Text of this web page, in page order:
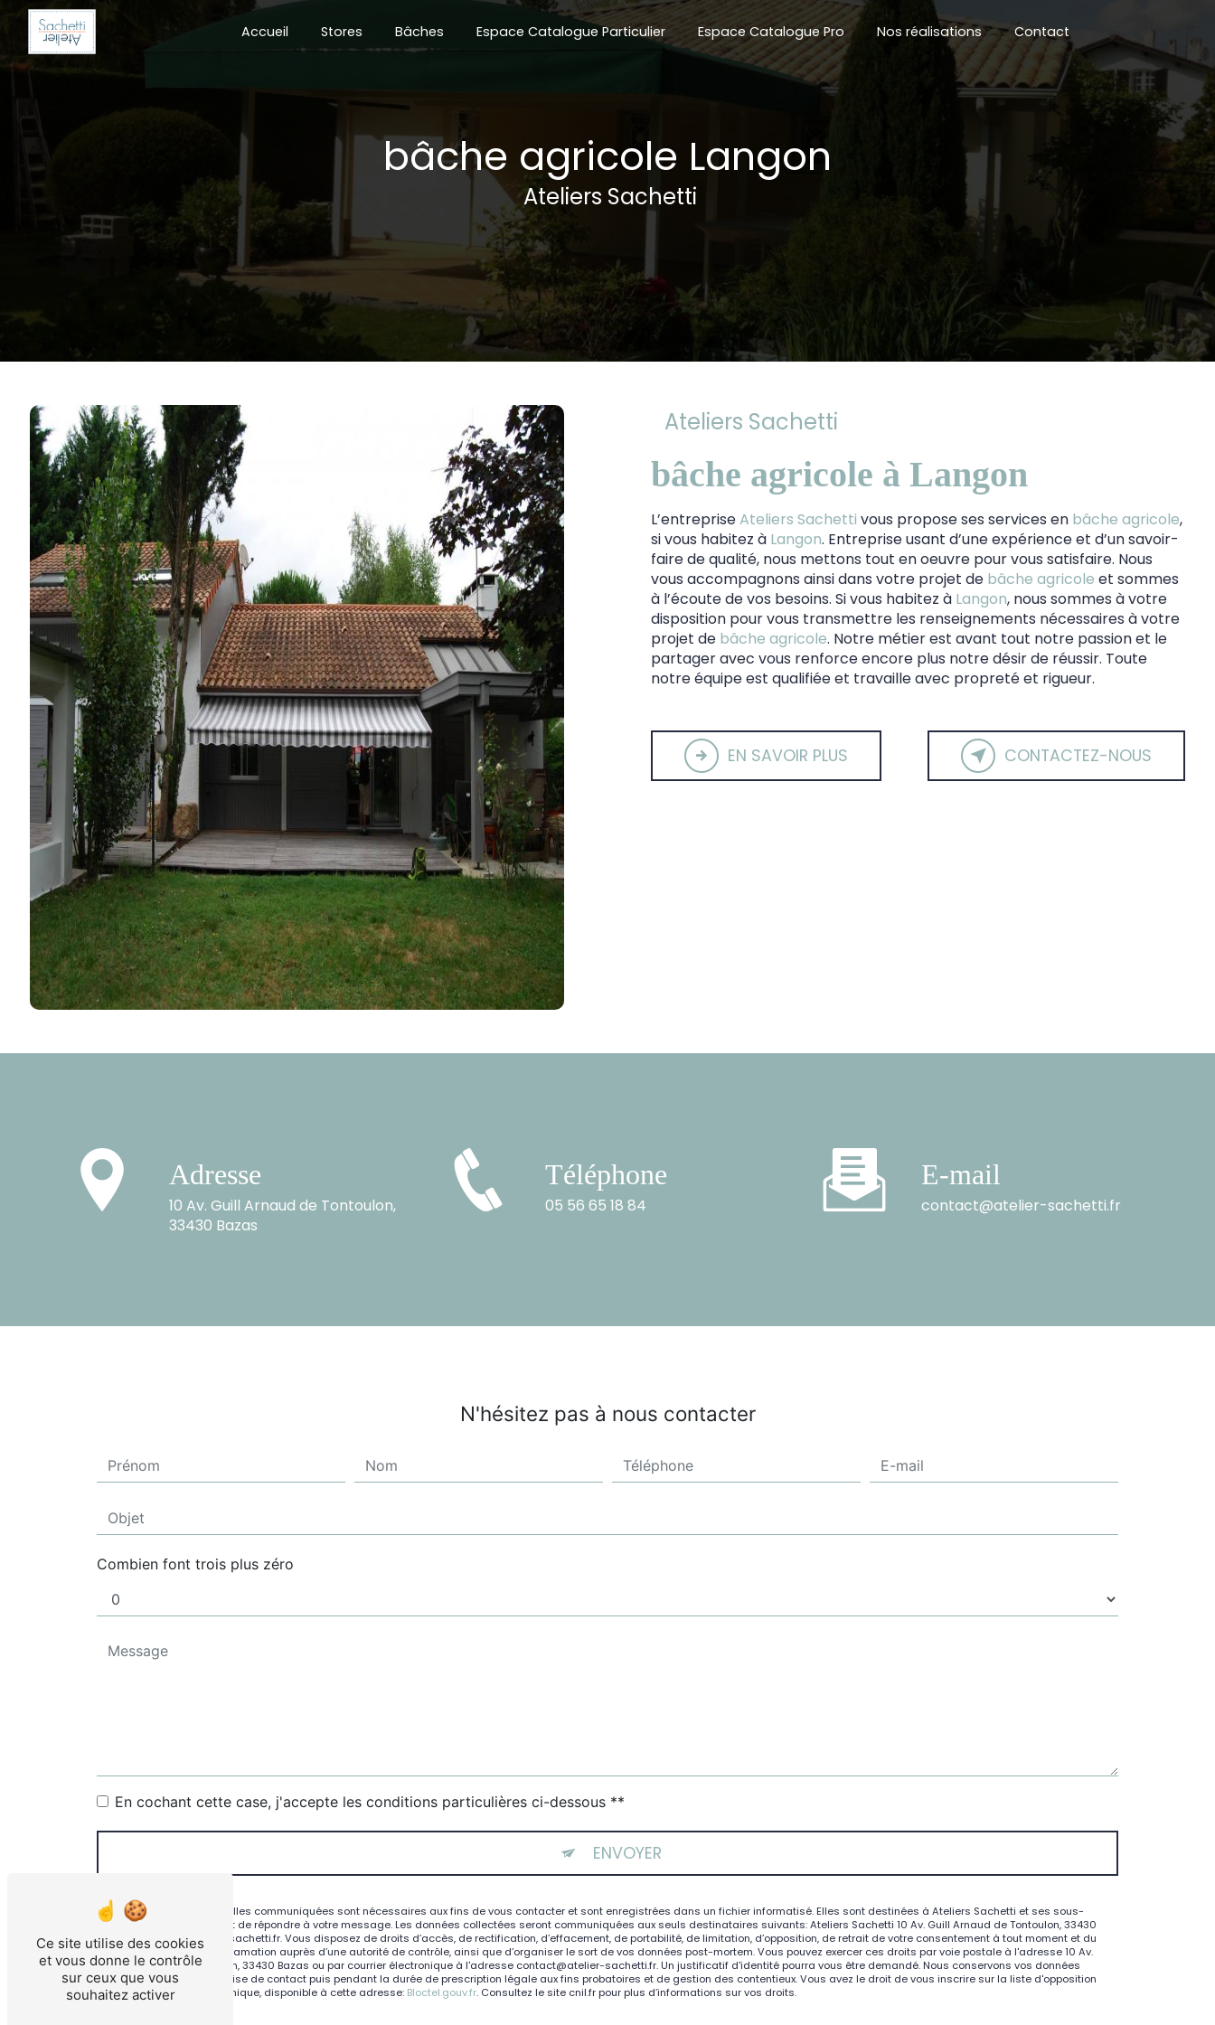
Accueil Stores Bâches Espace Catalogue Particulier Espace Catalogue Pro Nos réalisations Contact
bâche agricole Langon
Ateliers Sachetti
Ateliers Sachetti
bâche agricole à Langon
L’entrepriseAteliers Sachetti vous propose ses services en bâche agricole,
si vous habitez à Langon. Entreprise usant d’une expérience et d’un savoir-
faire de qualité, nous mettons tout en oeuvre pour vous satisfaire. Nous
vous accompagnons ainsi dans votre projet de bâche agricole et sommes
à l’écoute de vos besoins. Si vous habitez à Langon, nous sommes à votre
disposition pour vous transmettre les renseignements nécessaires à votre
projet de bâche agricole. Notre métier est avant tout notre passion et le
partager avec vous renforce encore plus notre désir de réussir. Toute
notre équipe est qualifiée et travaille avec propreté et rigueur.
EN SAVOIR PLUS CONTACTEZ-NOUS
Adresse
10 Av. Guill Arnaud de Tontoulon,
33430 Bazas
Téléphone
05 56 65 18 84
E-mail
contact@atelier-sachetti.fr
N'hésitez pas à nous contacter
Combien font trois plus zéro
En cochant cette case, j'accepte les conditions particulières ci-dessous **
ENVOYER
** Les données personnelles communiquées sont nécessaires aux fins de vous contacter et sont enregistrées dans un fichier informatisé. Elles sont destinées à Ateliers Sachetti et ses sous-
traitants dans le seul but de répondre à votre message. Les données collectées seront communiquées aux seuls destinataires suivants: Ateliers Sachetti 10 Av. Guill Arnaud de Tontoulon, 33430
Bazas contact@atelier-sachetti.fr. Vous disposez de droits d’accès, de rectification, d’effacement, de portabilité, de limitation, d’opposition, de retrait de votre consentement à tout moment et du
droit d’introduire une réclamation auprès d’une autorité de contrôle, ainsi que d’organiser le sort de vos données post-mortem. Vous pouvez exercer ces droits par voie postale à l'adresse 10 Av.
Guill Arnaud de Tontoulon, 33430 Bazas ou par courrier électronique à l'adresse contact@atelier-sachetti.fr. Un justificatif d'identité pourra vous être demandé. Nous conservons vos données
pendant la période de prise de contact puis pendant la durée de prescription légale aux fins probatoires et de gestion des contentieux. Vous avez le droit de vous inscrire sur la liste d'opposition
au démarchage téléphonique, disponible à cette adresse: Bloctel.gouv.fr. Consultez le site cnil.fr pour plus d’informations sur vos droits.
Panneau de gestion des cookies
Ce site utilise des cookies
et vous donne le contrôle
sur ceux que vous
souhaitez activer